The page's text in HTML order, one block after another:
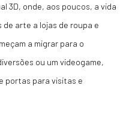
3D, onde, aos poucos, a vida
arte a lojas de roupa e
a migrar para o
ou um videogame,
portas para visitas e